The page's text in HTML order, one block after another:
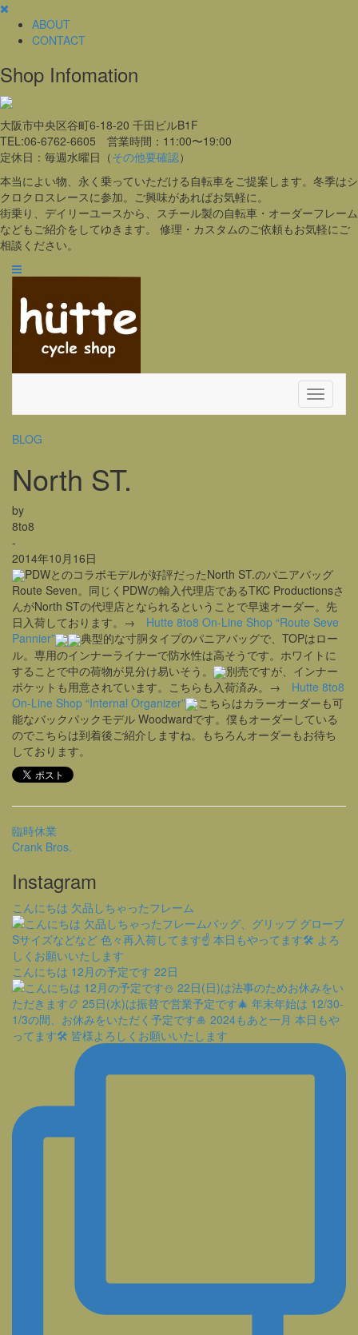
ABOUT
CONTACT
Shop Infomation
大阪市中央区谷町6-18-20 千田ビルB1F
TEL:06-6762-6605 営業時間：11:00〜19:00
定休日：毎週水曜日（その他要確認）
本当によい物、永く乗っていただける自転車をご提案します。冬季はシ
クロクロスレースに参加。ご興味があればお気軽に。
街乗り、デイリーユースから、スチール製の自転車・オーダーフレーム
などもご紹介をしてゆきます。 修理・カスタムのご依頼もお気軽にご
相談ください。
Toggle
BLOG
North ST.
by
8to8
-
2014年10月16日
PDWとのコラボモデルが好評だったNorth ST.のパニアバッグ
Route Seven。同じくPDWの輸入代理店であるTKC Productionsさ
んがNorth STの代理店となられるということで早速オーダー。先
日入荷しております。→ Hutte 8to8 On-Line Shop “Route Seve
Pannier”
典型的な寸胴タイプのパニアバッグで、TOPはロー
ル。専用のインナーライナーで防水性は高そうです。ホワイトに
することで中の荷物が見分け易いそう。
別売ですが、インナー
ポケットも用意されています。こちらも入荷済み。→ Hutte 8to8
On-Line Shop “Internal Organizer”
こちらはカラーオーダーも可
能なバックパックモデル Woodwardです。僕もオーダーしている
のでこちらは到着後ご紹介しますね。もちろんオーダーもお待ち
しております。
臨時休業
Crank Bros.
Instagram
こんにちは 欠品しちゃったフレーム
こんにちは 12月の予定です 22日